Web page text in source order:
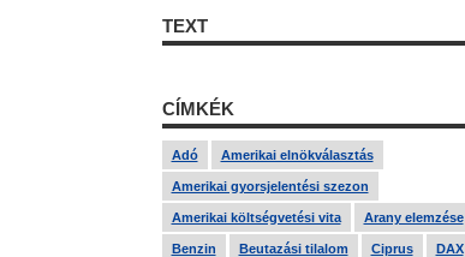
TEXT
CÍMKÉK
Adó Amerikai elnökválasztás
Amerikai gyorsjelentési szezon
Amerikai költségvetési vita Arany elemzése
Benzin Beutazási tilalom Ciprus DAX